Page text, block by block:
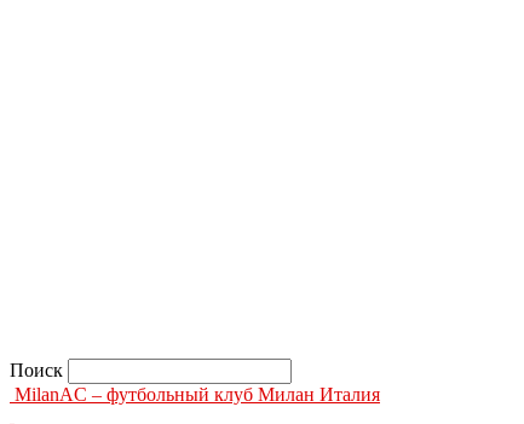
Поиск
MilanAC – футбольный клуб Милан Италия